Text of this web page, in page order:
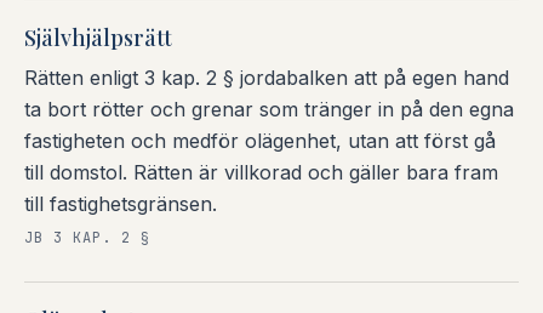
Självhjälpsrätt
Rätten enligt 3 kap. 2 § jordabalken att på egen hand
ta bort rötter och grenar som tränger in på den egna
fastigheten och medför olägenhet, utan att först gå
till domstol. Rätten är villkorad och gäller bara fram
till fastighetsgränsen.
JB 3 KAP. 2 §